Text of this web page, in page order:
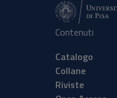
Contenuti
Catalogo
Collane
Riviste